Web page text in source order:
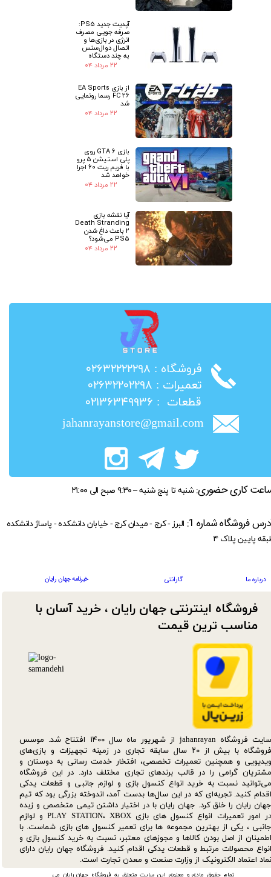
آپدیت جدید PS5:
صرفه جویی مصرف
انرژی در بازی‌ها و
اتصال دوال‌سنس
به چند دستگاه
۲۲ مرداد ۰۴
از بازی EA Sports
FC 26 رسما رونمایی
شد
۲۲ مرداد ۰۴
بازی GTA 6 روی
پلی استیشن 5 پرو
با فریم ریت 60 اجرا
خواهد شد
۲۲ مرداد ۰۴
آیا نقشه بازی
Death Stranding
2 باعث داغ شدن
PS5 می‌شود؟
۲۲ مرداد ۰۴
تمام حقوق مادی و معنوی این سایت متعلق به فروشگاه جهان رایان می
​فروشگاه : ۰۲۶۳۲۲۲۲۲۹۸
​تعمیرات : ۰۲۶۳۲۲۰۲۲۹۸
​قطعات : ۰۲۱۳۶۳۴۹۹۳۶
jahanrayanstore@gmail.com
سایت فروشگاه jahanrayan از شهریور ماه سال ۱۴۰۰ افتتاح شد. موسس
فروشگاه با بیش از ۲۰ سال سابقه تجاری در زمینه تجهیزات و بازی‌های
ویدیویی و همچنین تعمیرات تخصصی، افتخار خدمت رسانی به دوستان و
مشتریان گرامی را در قالب برندهای تجاری مختلف دارد. در این فروشگاه
می‌توانید نسبت به خرید انواع کنسول بازی و لوازم جانبی و قطعات یدکی‌
اقدام کنید. تجربه‌ای که در این سال‌ها بدست آمد، اندوخته بزرگی بود که تیم
جهان رایان را خلق کرد. جهان رایان با در اختیار داشتن تیمی متخصص و زبده
در امور تعمیرات انواع کنسول های بازی PLAY STATION، XBOX و لوازم
جانبی ، یکی از بهترین مجموعه ها برای تعمیر کنسول های بازی شماست. با
اطمینان از اصل بودن کالاها و مجوزهای معتبر، نسبت به خرید کنسول بازی و
انواع محصولات مرتبط و قطعات یدکی اقدام کنید. فروشگاه جهان رایان دارای
نماد اعتماد الکترونیک از وزارت صنعت و معدن تجارت است.
فروشگاه اینترنتی جهان رایان ، خرید آسان با
مناسب ترین قیمت​​​​​​​
کاری حضوری: شنبه تا پنج شنبه – ۹:۳۰ صبح الی ۲۱:۰۰
درباره ما گارانتی خبرنامه جهان رایان
فروشگاه شماره 1:
البرز - کرج - میدان کرج - خیابان دانشکده - پاساژ دانشکده
پایین پلاک ۴